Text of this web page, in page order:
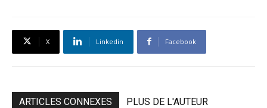
X Linkedin Facebook
ARTICLES CONNEXES PLUS DE L'AUTEUR